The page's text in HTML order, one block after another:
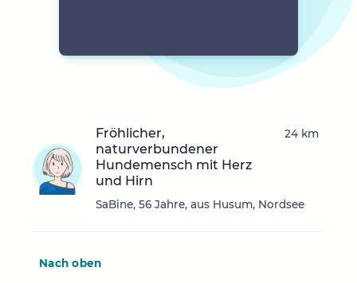
Fröhlicher,
naturverbundener
Hundemensch mit Herz
und Hirn
SaBine, 56 Jahre, aus Husum, Nordsee
24 km
Nach oben